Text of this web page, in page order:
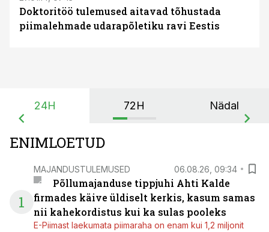
Doktoritöö tulemused aitavad tõhustada
piimalehmade udarapõletiku ravi Eestis
24H 72H Nädal
ENIMLOETUD
1
MAJANDUSTULEMUSED 06.08.26, 09:34
Põllumajanduse tippjuhi Ahti Kalde
firmades käive üldiselt kerkis, kasum samas
nii kahekordistus kui ka sulas pooleks
E-Piimast laekumata piimaraha on enam kui 1,2 miljonit